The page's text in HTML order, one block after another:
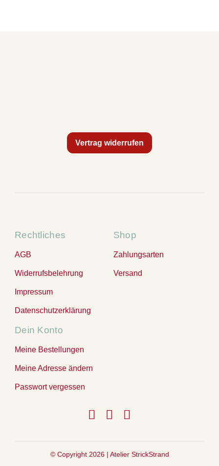
Vertrag widerrufen
Rechtliches
AGB
Widerrufsbelehrung
Impressum
Datenschutzerklärung
Shop
Zahlungsarten
Versand
Dein Konto
Meine Bestellungen
Meine Adresse ändern
Passwort vergessen
© Copyright 2026 | Atelier StrickStrand